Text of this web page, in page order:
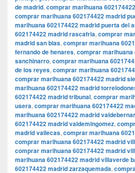
de madrid, comprar marihuana
comprar marihuana 602174422 madrid
marihuana 602174422 madrid puerta del
602174422 madrid rascafria, comprar
madrid san blas, comprar marihuana
fernando de henares, comprar marihuana
sanchinarro, comprar marihuana
de los reyes, comprar marihuana
comprar marihuana 602174422 madrid
marihuana 602174422 madrid
602174422 madrid tribunal, comprar
usera, comprar marihuana 602174422
marihuana 602174422 madrid
602174422 madrid valdemingomez,
madrid vallecas, comprar marihuana
comprar marihuana 602174422 madrid
comprar marihuana 602174422 madrid
marihuana 602174422 madrid villaverde
602174422 madrid zarzaquemada,